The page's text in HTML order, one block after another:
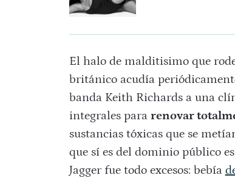
El halo de malditisimo que
británico acudía
banda Keith Richards a una
integrales para renovar
sustancias tóxicas que se
que sí es del dominio público
Jagger fue todo excesos: bebía